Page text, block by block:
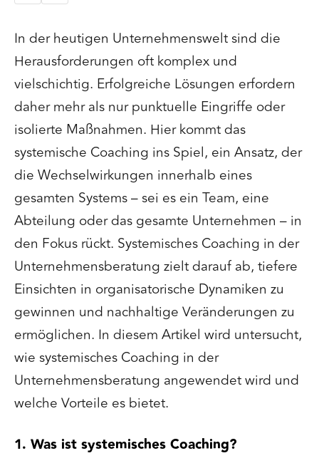
In der heutigen Unternehmenswelt sind die
Herausforderungen oft komplex und
vielschichtig. Erfolgreiche Lösungen erfordern
daher mehr als nur punktuelle Eingriffe oder
isolierte Maßnahmen. Hier kommt das
systemische Coaching ins Spiel, ein Ansatz, der
die Wechselwirkungen innerhalb eines
gesamten Systems – sei es ein Team, eine
Abteilung oder das gesamte Unternehmen – in
den Fokus rückt. Systemisches Coaching in der
Unternehmensberatung zielt darauf ab, tiefere
Einsichten in organisatorische Dynamiken zu
gewinnen und nachhaltige Veränderungen zu
ermöglichen. In diesem Artikel wird untersucht,
wie systemisches Coaching in der
Unternehmensberatung angewendet wird und
welche Vorteile es bietet.
1. Was ist systemisches Coaching?